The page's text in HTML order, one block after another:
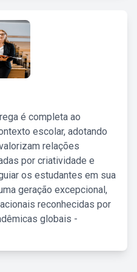
é completa ao
escolar, adotando
relações
por criatividade e
os estudantes em sua
geração excepcional,
reconhecidas por
globais -